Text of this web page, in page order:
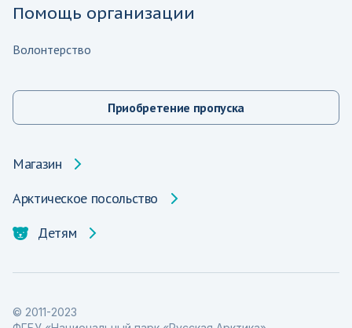
Помощь организации
Волонтерство
Приобретение пропуска
Магазин
Арктическое посольство
Детям
© 2011-2023